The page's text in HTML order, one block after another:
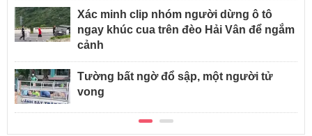
Xác minh clip nhóm người dừng ô tô
ngay khúc cua trên đèo Hải Vân để ngắm
cảnh
Tường bất ngờ đổ sập, một người tử
vong